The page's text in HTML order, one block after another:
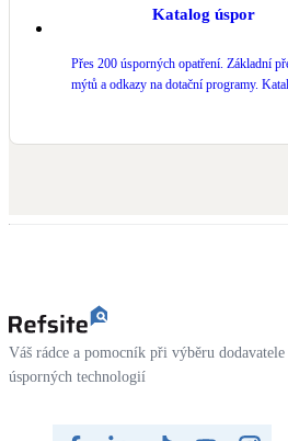
Malé i velké turbíny
Katalog úspor
Přes 200 úsporných opatření. Základní
mýtů a odkazy na dotační programy.
Váš rádce a pomocník při výběru dodavatele
úsporných technologií